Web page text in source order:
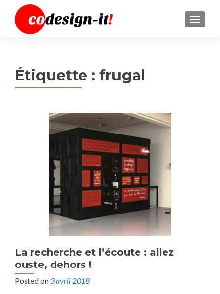
MENU
Étiquette : frugal
La recherche et l’écoute : allez
ouste, dehors !
Posted on 3 avril 2018